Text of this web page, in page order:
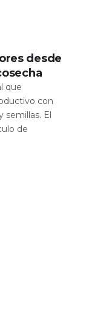
desde
que
con
El
de